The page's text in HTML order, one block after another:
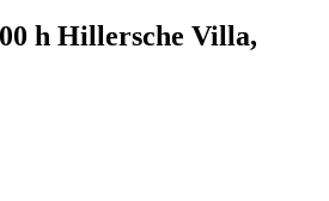
h Hillersche Villa,